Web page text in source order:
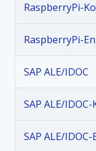
v
g
a
RaspberryPi-
RaspberryPi-
SAP ALE/IDOC
SAP ALE/
SAP ALE/